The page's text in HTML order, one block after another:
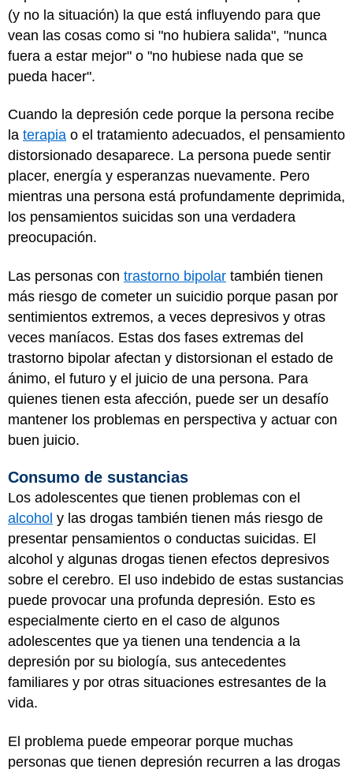
(y no la situación) la que está influyendo para que
vean las cosas como si "no hubiera salida", "nunca
fuera a estar mejor" o "no hubiese nada que se
pueda hacer".
Cuando la depresión cede porque la persona recibe
la terapia o el tratamiento adecuados, el pensamiento
distorsionado desaparece. La persona puede sentir
placer, energía y esperanzas nuevamente. Pero
mientras una persona está profundamente deprimida,
los pensamientos suicidas son una verdadera
preocupación.
Las personas con trastorno bipolar también tienen
más riesgo de cometer un suicidio porque pasan por
sentimientos extremos, a veces depresivos y otras
veces maníacos. Estas dos fases extremas del
trastorno bipolar afectan y distorsionan el estado de
ánimo, el futuro y el juicio de una persona. Para
quienes tienen esta afección, puede ser un desafío
mantener los problemas en perspectiva y actuar con
buen juicio.
Consumo de sustancias
Los adolescentes que tienen problemas con el
alcohol y las drogas también tienen más riesgo de
presentar pensamientos o conductas suicidas. El
alcohol y algunas drogas tienen efectos depresivos
sobre el cerebro. El uso indebido de estas sustancias
puede provocar una profunda depresión. Esto es
especialmente cierto en el caso de algunos
adolescentes que ya tienen una tendencia a la
depresión por su biología, sus antecedentes
familiares y por otras situaciones estresantes de la
vida.
El problema puede empeorar porque muchas
personas que tienen depresión recurren a las drogas